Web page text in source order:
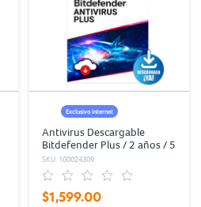
Exclusivo internet
Antivirus Descargable
Bitdefender Plus / 2 años / 5
usuarios
SKU: 100024309
$1,599.00